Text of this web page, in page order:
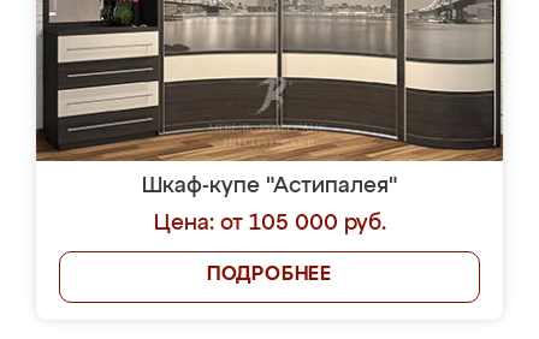
Шкаф-купе "Астипалея"
Цена: от 105 000 руб.
ПОДРОБНЕЕ